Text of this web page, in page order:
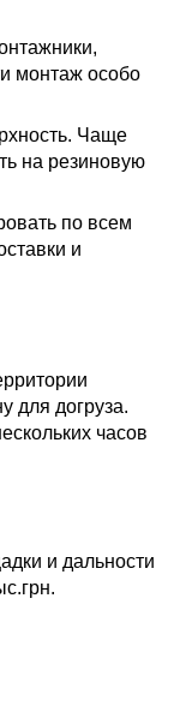
монтаж особо
Чаще
на резиновую
по всем
и
для догруза.
часов
и дальности